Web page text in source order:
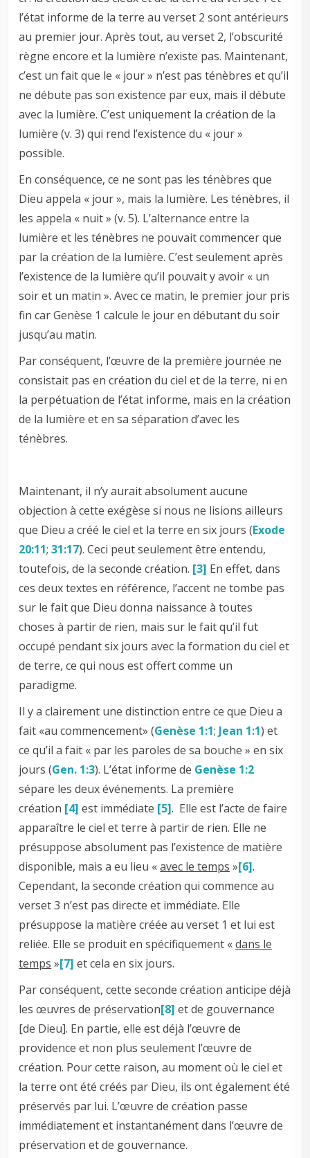
l’état informe de la terre au verset 2 sont antérieurs
au premier jour. Après tout, au verset 2, l’obscurité
règne encore et la lumière n’existe pas. Maintenant,
c’est un fait que le « jour » n’est pas ténèbres et qu’il
ne débute pas son existence par eux, mais il débute
avec la lumière. C’est uniquement la création de la
lumière (v. 3) qui rend l’existence du « jour »
possible.
En conséquence, ce ne sont pas les ténèbres que
Dieu appela « jour », mais la lumière. Les ténèbres, il
les appela « nuit » (v. 5). L’alternance entre la
lumière et les ténèbres ne pouvait commencer que
par la création de la lumière. C’est seulement après
l’existence de la lumière qu’il pouvait y avoir « un
soir et un matin ». Avec ce matin, le premier jour pris
fin car Genèse 1 calcule le jour en débutant du soir
jusqu’au matin.
Par conséquent, l’œuvre de la première journée ne
consistait pas en création du ciel et de la terre, ni en
la perpétuation de l’état informe, mais en la création
de la lumière et en sa séparation d’avec les
ténèbres.
Maintenant, il n’y aurait absolument aucune
objection à cette exégèse si nous ne lisions ailleurs
que Dieu a créé le ciel et la terre en six jours (Exode
20:11;31:17). Ceci peut seulement être entendu,
toutefois, de la seconde création. [3] En effet, dans
ces deux textes en référence, l’accent ne tombe pas
sur le fait que Dieu donna naissance à toutes
choses à partir de rien, mais sur le fait qu’il fut
occupé pendant six jours avec la formation du ciel et
de terre, ce qui nous est offert comme un
paradigme.
Il y a clairement une distinction entre ce que Dieu a
fait «au commencement» (Genèse 1:1; Jean 1:1) et
ce qu’il a fait « par les paroles de sa bouche » en six
jours (Gen. 1:3). L’état informe de Genèse 1:2
sépare les deux événements. La première
création [4] est immédiate [5]. Elle est l’acte de faire
apparaître le ciel et terre à partir de rien. Elle ne
présuppose absolument pas l’existence de matière
disponible, mais a eu lieu «avec le temps »[6].
Cependant, la seconde création qui commence au
verset 3 n’est pas directe et immédiate. Elle
présuppose la matière créée au verset 1 et lui est
reliée. Elle se produit en spécifiquement «dans le
temps »[7] et cela en six jours.
Par conséquent, cette seconde création anticipe déjà
les œuvres de préservation[8] et de gouvernance
[de Dieu]. En partie, elle est déjà l’œuvre de
providence et non plus seulement l’œuvre de
création. Pour cette raison, au moment où le ciel et
la terre ont été créés par Dieu, ils ont également été
préservés par lui. L’œuvre de création passe
immédiatement et instantanément dans l’œuvre de
préservation et de gouvernance.